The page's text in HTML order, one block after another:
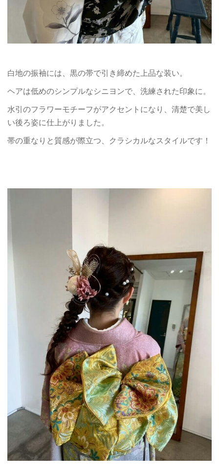
白地の振袖には、黒の帯で引き締めた上品な装い。
ヘアは低めのシンプルなシニヨンで、洗練された印象に。
水引のフラワーモチーフがアクセントになり、清楚で美し
い後ろ姿に仕上がりました。
帯の重なりと質感が際立つ、クラシカルなスタイルです！